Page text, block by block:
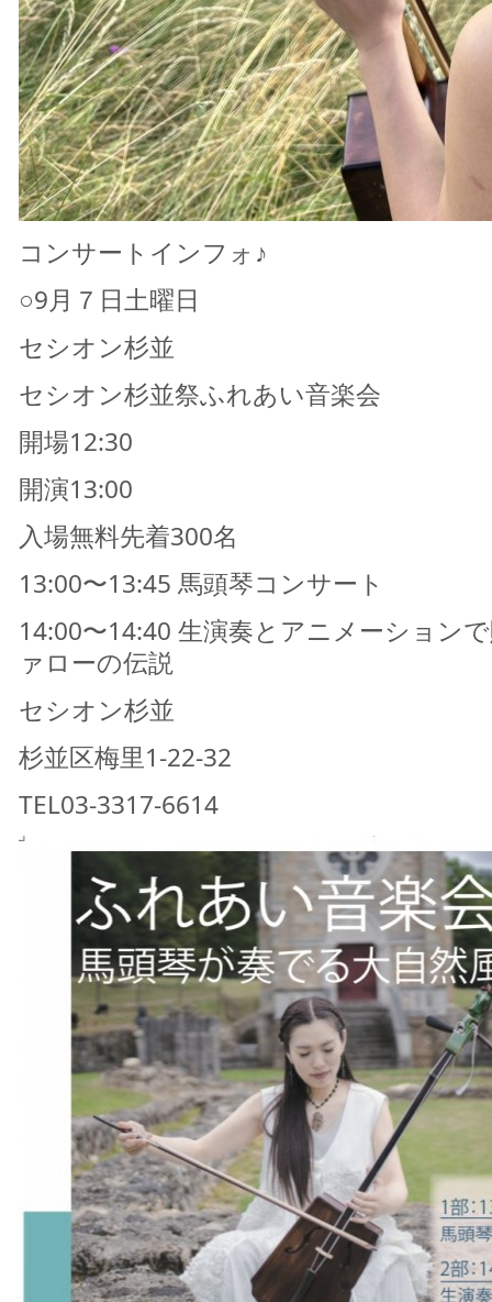
コンサートインフォ♪
○9月７日土曜日
セシオン杉並
セシオン杉並祭ふれあい音楽会
開場12:30
開演13:00
入場無料先着300名
13:00〜13:45 馬頭琴コンサート
14:00〜14:40 生演奏とアニメーション
ァローの伝説
セシオン杉並
杉並区梅里1-22-32
TEL03-3317-6614